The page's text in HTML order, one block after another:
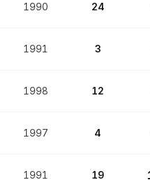
1990 24
1991 3
1998 12
1997 4
1991 19